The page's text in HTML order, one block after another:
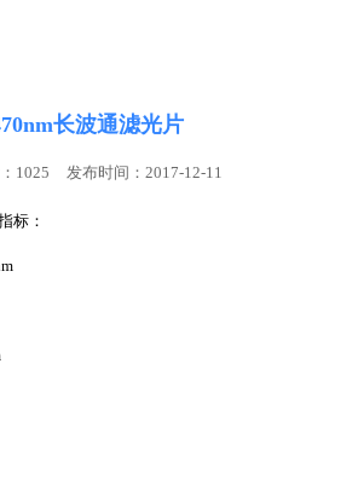
长波通滤光片
1025 发布时间：2017-12-11
标：